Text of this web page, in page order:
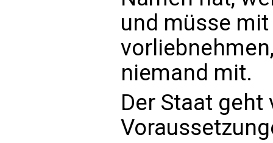
und müsse
niemand mit.
Der Staat